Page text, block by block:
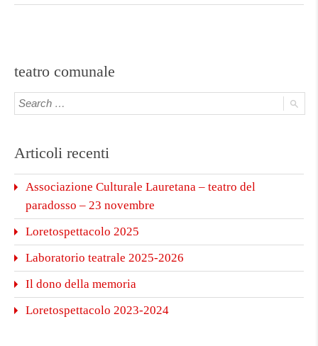
teatro comunale
Articoli recenti
Associazione Culturale Lauretana – teatro del
paradosso – 23 novembre
Loretospettacolo 2025
Laboratorio teatrale 2025-2026
Il dono della memoria
Loretospettacolo 2023-2024